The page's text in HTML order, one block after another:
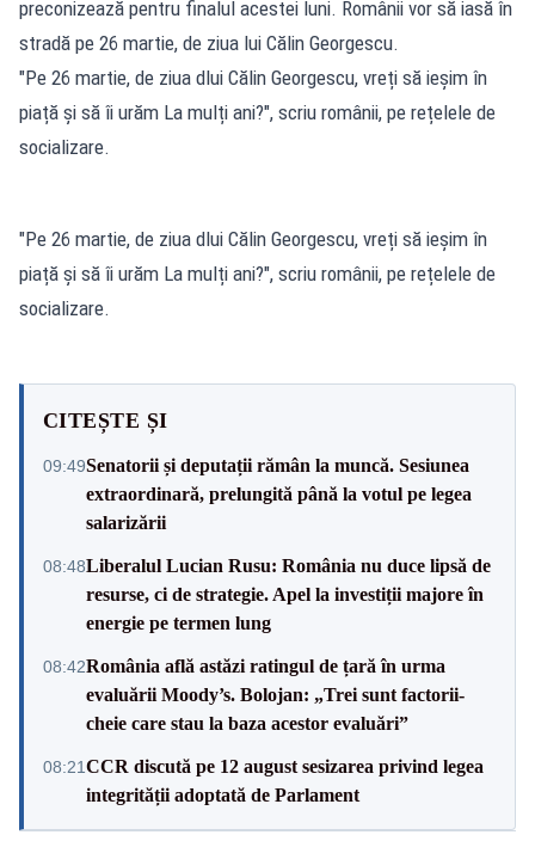
preconizează pentru finalul acestei luni. Românii vor să iasă în
stradă pe 26 martie, de ziua lui Călin Georgescu.
"Pe 26 martie, de ziua dlui Călin Georgescu, vreți să ieșim în
piață și să îi urăm La mulți ani?", scriu românii, pe rețelele de
socializare.
"Pe 26 martie, de ziua dlui Călin Georgescu, vreți să ieșim în
piață și să îi urăm La mulți ani?", scriu românii, pe rețelele de
socializare.
CITEȘTE ȘI
09:49Senatorii și deputații rămân la muncă. Sesiunea
extraordinară, prelungită până la votul pe legea
salarizării
08:48Liberalul Lucian Rusu: România nu duce lipsă de
resurse, ci de strategie. Apel la investiții majore în
energie pe termen lung
08:42România află astăzi ratingul de țară în urma
evaluării Moody’s. Bolojan: „Trei sunt factorii-
cheie care stau la baza acestor evaluări”
08:21CCR discută pe 12 august sesizarea privind legea
integrității adoptată de Parlament